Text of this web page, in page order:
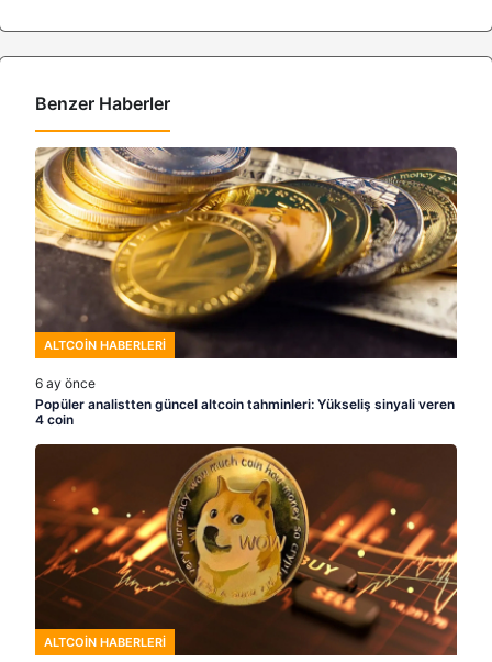
Benzer Haberler
ALTCOIN HABERLERI
6 ay önce
Popüler analistten güncel altcoin tahminleri: Yükseliş sinyali veren
4 coin
ALTCOIN HABERLERI